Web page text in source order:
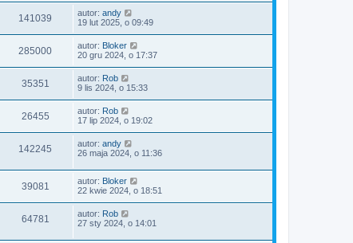
141039 autor: andy
19 lut 2025, o 09:49
285000 autor: Bloker
20 gru 2024, o 17:37
35351 autor: Rob
9 lis 2024, o 15:33
26455 autor: Rob
17 lip 2024, o 19:02
142245 autor: andy
26 maja 2024, o 11:36
39081 autor: Bloker
22 kwie 2024, o 18:51
64781 autor: Rob
27 sty 2024, o 14:01